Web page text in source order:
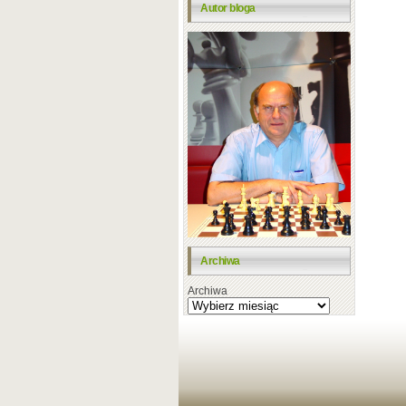
Autor bloga
Archiwa
Archiwa